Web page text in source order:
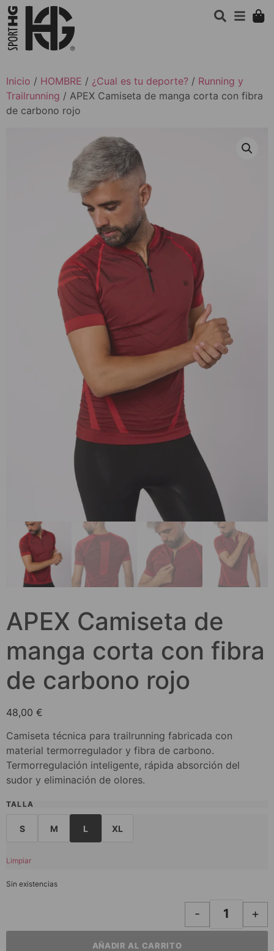
Inicio / HOMBRE / ¿Cual es tu deporte? / Running y
Trailrunning / APEX Camiseta de manga corta con fibra
de carbono rojo
APEX Camiseta de
manga corta con fibra
de carbono rojo
48,00 €
Camiseta técnica para trailrunning fabricada con
material termorregulador y fibra de carbono.
Termorregulación inteligente, rápida absorción del
sudor y eliminación de olores.
TALLA
S M L XL
Limpiar
Sin existencias
- +
AÑADIR AL CARRITO